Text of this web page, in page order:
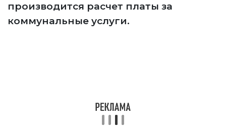
производится расчет платы за
коммунальные услуги.